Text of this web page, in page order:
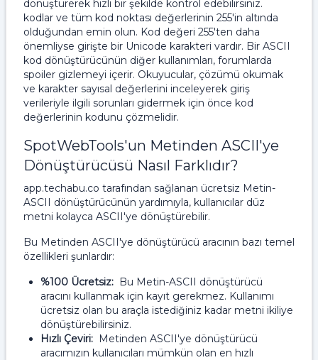
dönüştürerek hızlı bir şekilde kontrol edebilirsiniz.
kodlar ve tüm kod noktası değerlerinin 255'in altında
olduğundan emin olun. Kod değeri 255'ten daha
önemliyse girişte bir Unicode karakteri vardır. Bir ASCII
kod dönüştürücünün diğer kullanımları, forumlarda
spoiler gizlemeyi içerir. Okuyucular, çözümü okumak
ve karakter sayısal değerlerini inceleyerek giriş
verileriyle ilgili sorunları gidermek için önce kod
değerlerinin kodunu çözmelidir.
SpotWebTools'un Metinden ASCII'ye
Dönüştürücüsü Nasıl Farklıdır?
app.techabu.co tarafından sağlanan ücretsiz Metin-
ASCII dönüştürücünün yardımıyla, kullanıcılar düz
metni kolayca ASCII'ye dönüştürebilir.
Bu Metinden ASCII'ye dönüştürücü aracının bazı temel
özellikleri şunlardır:
%100 Ücretsiz: Bu Metin-ASCII dönüştürücü
aracını kullanmak için kayıt gerekmez. Kullanımı
ücretsiz olan bu araçla istediğiniz kadar metni ikiliye
dönüştürebilirsiniz.
Hızlı Çeviri: Metinden ASCII'ye dönüştürücü
aracımızın kullanıcıları mümkün olan en hızlı